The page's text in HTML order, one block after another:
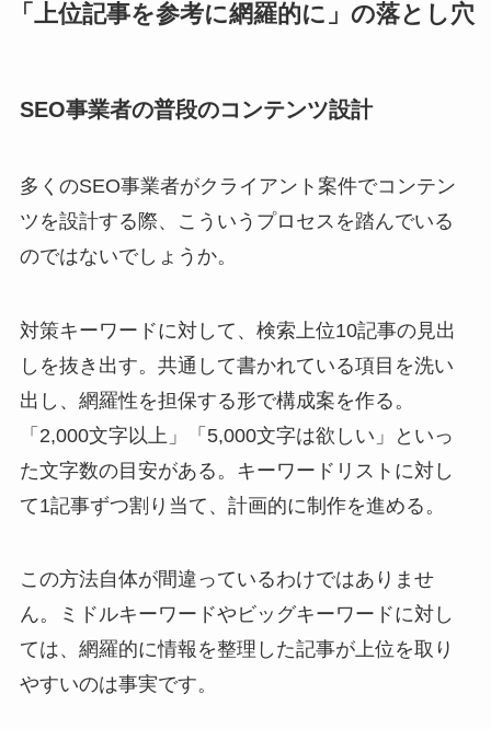
「上位記事を参考に網羅的に」の落とし穴
SEO事業者の普段のコンテンツ設計
多くのSEO事業者がクライアント案件でコンテン
ツを設計する際、こういうプロセスを踏んでいる
のではないでしょうか。
対策キーワードに対して、検索上位10記事の見出
しを抜き出す。共通して書かれている項目を洗い
出し、網羅性を担保する形で構成案を作る。
「2,000文字以上」「5,000文字は欲しい」といっ
た文字数の目安がある。キーワードリストに対し
て1記事ずつ割り当て、計画的に制作を進める。
この方法自体が間違っているわけではありませ
ん。ミドルキーワードやビッグキーワードに対し
ては、網羅的に情報を整理した記事が上位を取り
やすいのは事実です。